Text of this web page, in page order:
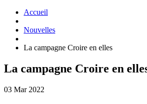
Accueil
Nouvelles
La campagne Croire en elles
La campagne Croire en
03 Mar 2022